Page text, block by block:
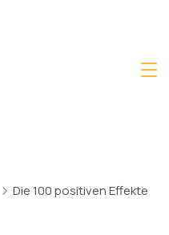
Die 100 positiven Effekte